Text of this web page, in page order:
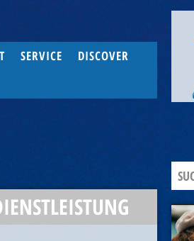
SERVICE
DISCOVER